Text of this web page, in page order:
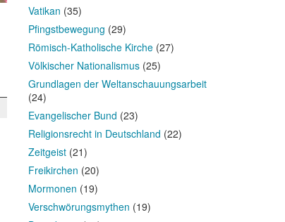
Vatikan (35)
Pfingstbewegung (29)
Römisch-Katholische Kirche(27)
Völkischer Nationalismus(25)
Grundlagen der Weltanschauungsarbeit
(24)
Evangelischer Bund (23)
Religionsrecht in Deutschland (22)
Zeitgeist(21)
Freikirchen (20)
Mormonen (19)
Verschwörungsmythen (19)